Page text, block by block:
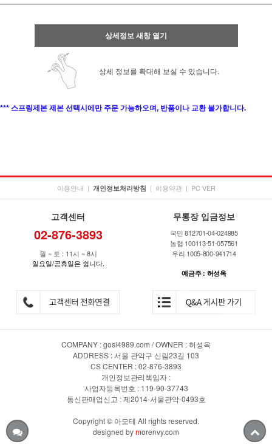
상세정보 새창 열기
상세 정보를 확대해 보실 수 있습니다.
*** 스프링제본 제본 선택시에만 주문 가능하오며, 반품이나 교환 불가합니다.
이용안내 | 개인정보처리방침 | 이용약관 | PC VER
고객센터
02-876-3893
월 ~ 토 : 11시 ~ 8시
일요일/공휴일은 쉽니다.
무통장 입금정보
국민 812701-04-024985
농협 100113-51-057561
우리 1005-800-941714
예금주 : 허성옥
COMPANY : gosi4989.com / OWNER : 허성옥
ADDRESS : 서울 관악구 신림23길 103
CS CENTER : 02-876-3893
개인정보관리책임자 :
사업자등록번호 : 119-90-37743
통신판매업신고 : 제2014-서울관악-0493호
Copyright © 아모테 All rights reserved.
designed bymorenvy.com